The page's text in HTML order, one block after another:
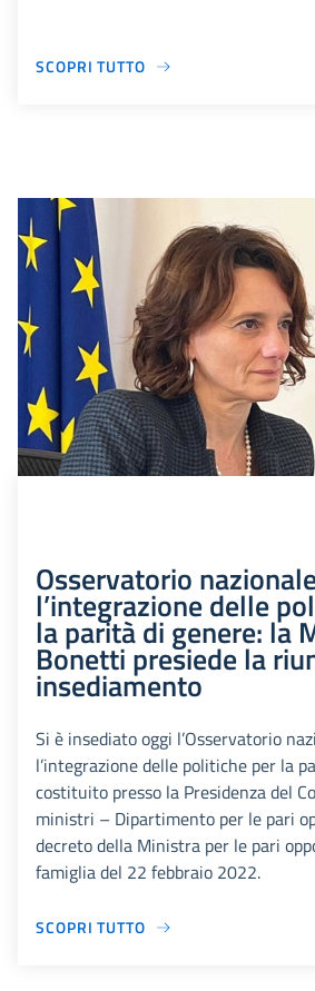
SCOPRI TUTTO
Osservatorio
l’integrazione delle
la parità di genere: la
Bonetti presiede la
insediamento
Si è insediato oggi l’Osservatorio
l’integrazione delle politiche per la
costituito presso la Presidenza del
ministri – Dipartimento per le pari
decreto della Ministra per le pari
famiglia del 22 febbraio 2022.
SCOPRI TUTTO